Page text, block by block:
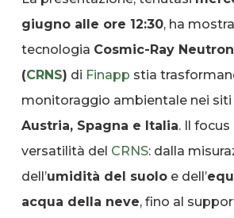
giugno alle ore 12:30, ha
tecnologia Cosmic-Ray
(CRNS) di Finapp stia
monitoraggio ambientale nei siti
Austria, Spagna e Italia. Il
versatilità del CRNS: dalla
dell’umidità del suoloe dell’
acqua della neve, fino al